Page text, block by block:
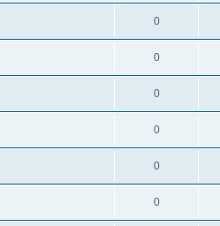
0
0
0
0
0
0